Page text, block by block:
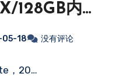
128GB内
盘/DDOS/
带宽/DDOS/
密-主机百
05-18 没有评论
，20…